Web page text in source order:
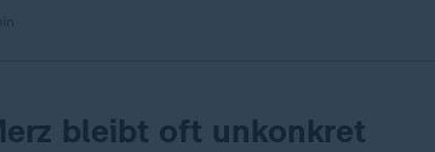
bleibt oft unkonkret